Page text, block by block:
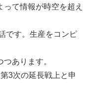
て情報が時空を超え
です。生産をコンピ
あります。
3次の延長戦上と申